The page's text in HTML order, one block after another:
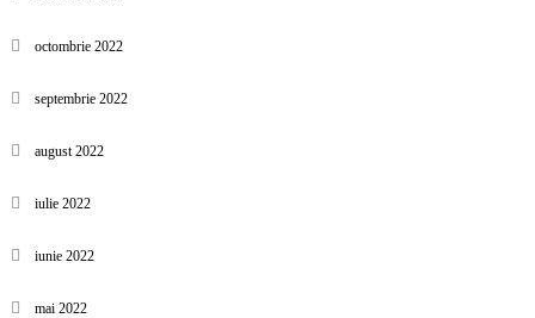
octombrie 2022
septembrie 2022
august 2022
iulie 2022
iunie 2022
mai 2022